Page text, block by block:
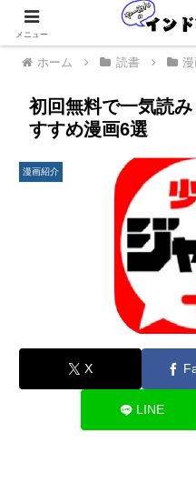
ホーム 読書
初回無料で一気読
すすめ漫画6選
漫画紹介
X
LINE
メニュー